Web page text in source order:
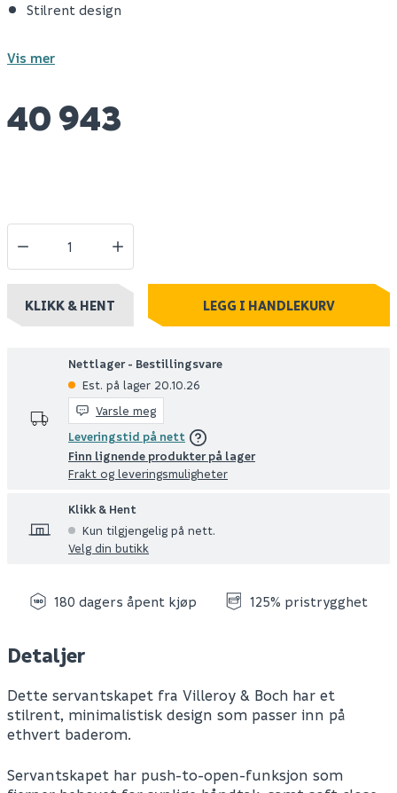
Stilrent design
Vis mer
40 943
KLIKK & HENT LEGG I HANDLEKURV
Nettlager - Bestillingsvare
Est. på lager 20.10.26
Varsle meg
Leveringstid på nett
Finn lignende produkter på lager
Frakt og leveringsmuligheter
Klikk & Hent
Kun tilgjengelig på nett.
Velg din butikk
180 dagers åpent kjøp 125% pristrygghet
Detaljer
Dette servantskapet fra Villeroy & Boch har et
stilrent, minimalistisk design som passer inn på
ethvert baderom.
Servantskapet har push-to-open-funksjon som